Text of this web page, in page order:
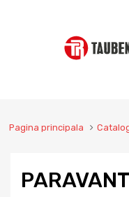
Pagina principala